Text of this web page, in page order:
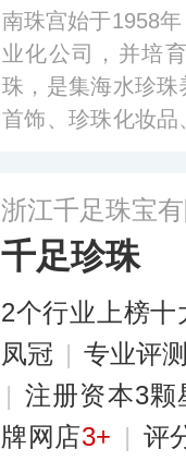
南珠宫始于1958
业化公司，并培
珠，是集海水珍
首饰、珍珠化妆
浙江千足珠宝
千足珍珠
2个行业上榜十
凤冠 | 专业评
| 注册资本3颗
牌网店3+ | 评